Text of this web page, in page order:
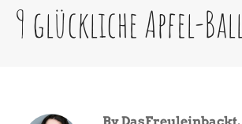
9 glückliche Apfel-